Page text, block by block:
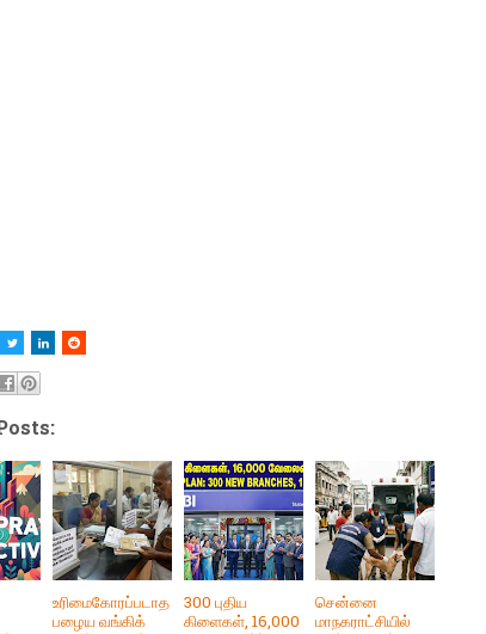
உரிமைகோரப்படாத
பழைய வங்கிக்
300 புதிய
கிளைகள், 16,000
சென்னை
மாநகராட்சியில்